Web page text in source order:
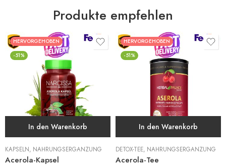
Produkte empfehlen
HERVORGEHOBEN
-51%
In den Warenkorb
KAPSELN, NAHRUNGSERGÄNZUNG
Acerola-Kapsel
HERVORGEHOBEN
-51%
In den Warenkorb
DETOX-TEE, NAHRUNGSERGÄNZUNG
Acerola-Tee